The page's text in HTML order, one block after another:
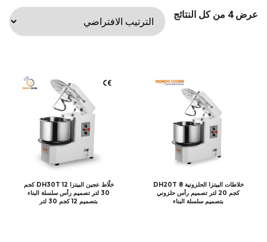
عرض ⁦4⁩ من كل النتائج
خلاطات البيتزا الحلزونية DH20T 8
كجم 20 لتر تصميم رأس حلزوني
بتصميم سلسلة البناء
خلّاط عجين البيتزا DH30T 12 كجم
30 لتر تصميم رأس سلسلة البناء
بتصميم 12 كجم 30 لتر